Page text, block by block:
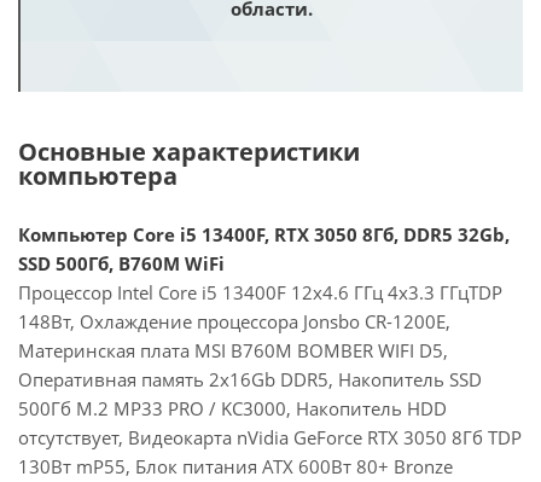
области.
Основные характеристики
компьютера
Компьютер Core i5 13400F, RTX 3050 8Гб, DDR5 32Gb,
SSD 500Гб, B760M WiFi
Процессор Intel Core i5 13400F 12x4.6 ГГц 4x3.3 ГГцTDP
148Вт, Охлаждение процессора Jonsbo CR-1200E,
Материнская плата MSI B760M BOMBER WIFI D5,
Оперативная память 2x16Gb DDR5, Накопитель SSD
500Гб M.2 MP33 PRO / KC3000, Накопитель HDD
отсутствует, Видеокарта nVidia GeForce RTX 3050 8Гб TDP
130Вт mP55, Блок питания ATX 600Вт 80+ Bronze